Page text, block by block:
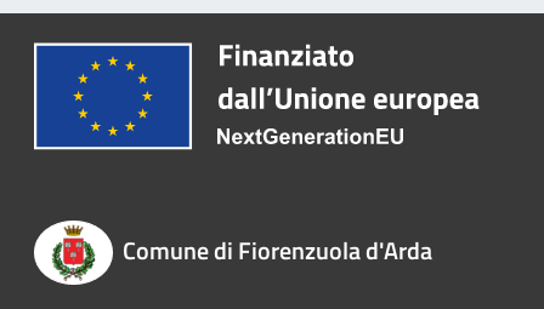
Comune di Fiorenzuola d'Arda